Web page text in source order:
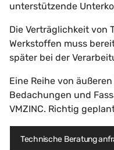
unterstützende
Die Verträglichkeit von
Werkstoffen muss
später bei der
Eine Reihe von
Bedachungen und
VMZINC. Richtig
Technische Beratung